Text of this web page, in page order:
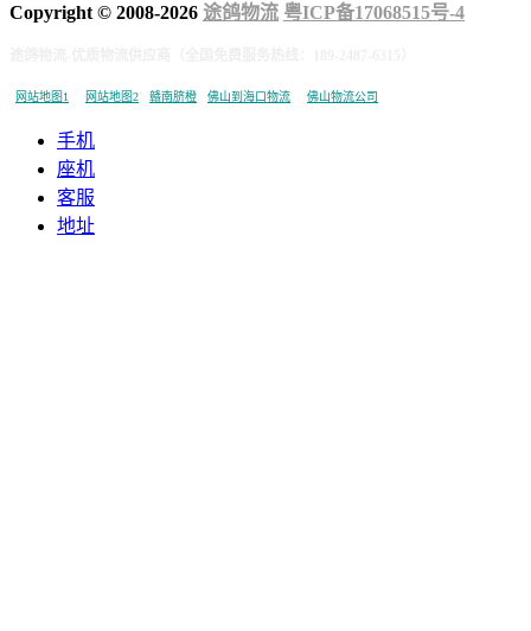
Copyright © 2008-2026 途鸽物流 粤ICP备17068515号-4
网站地图1 网站地图2 赣南脐橙 佛山到海口物流 佛山物流公司
手机
座机
客服
地址